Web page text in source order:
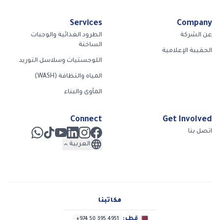
Company
عن الشركة
الحقيبة الإعلامية
Services
الطرود الغذائية والوجبات
الساخنة
اللوجستيات وسلاسل التوريد
المياه والنظافة (WASH)
المأوى والبناء
Get Involved
اتصل بنا
Connect
language العربية expand_less
مكاتبنا